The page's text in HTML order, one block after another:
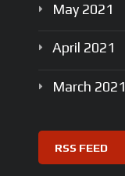
May 2021
April 2021
March 2021
RSS FEED